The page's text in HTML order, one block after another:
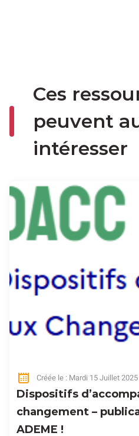
Ces
peuvent
intéresser
Créée le : Mardi 15 Juillet 2025
Dispositifs
changement –
ADEME !